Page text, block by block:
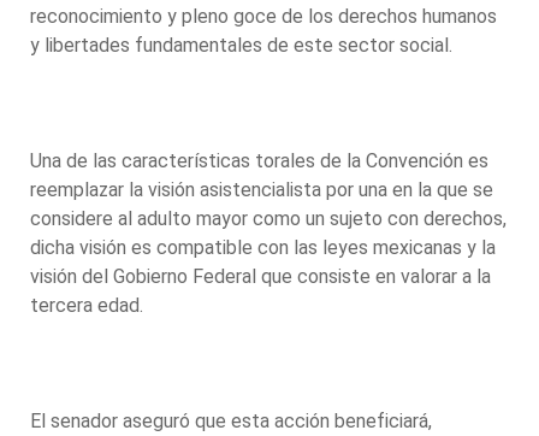
reconocimiento y pleno goce de los derechos humanos
y libertades fundamentales de este sector social.
Una de las características torales de la Convención es
reemplazar la visión asistencialista por una en la que se
considere al adulto mayor como un sujeto con derechos,
dicha visión es compatible con las leyes mexicanas y la
visión del Gobierno Federal que consiste en valorar a la
tercera edad.
El senador aseguró que esta acción beneficiará,